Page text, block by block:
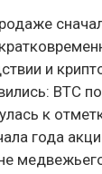
и
BTC
к
года